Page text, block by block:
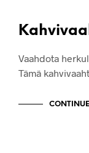
Vaahdota
Tämä